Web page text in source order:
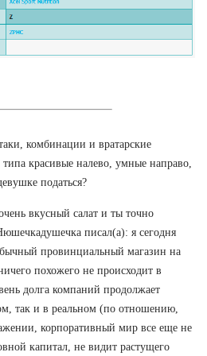
комбинации и вратарские
красивые налево, умные направо,
податься?
вкусный салат и ты точно
писал(а): я сегодня
провинциальный магазин на
похожего не происходит в
долга компаний продолжает
так и в реальном (по отношению,
корпоративный мир все еще не
капитал, не видит растущего